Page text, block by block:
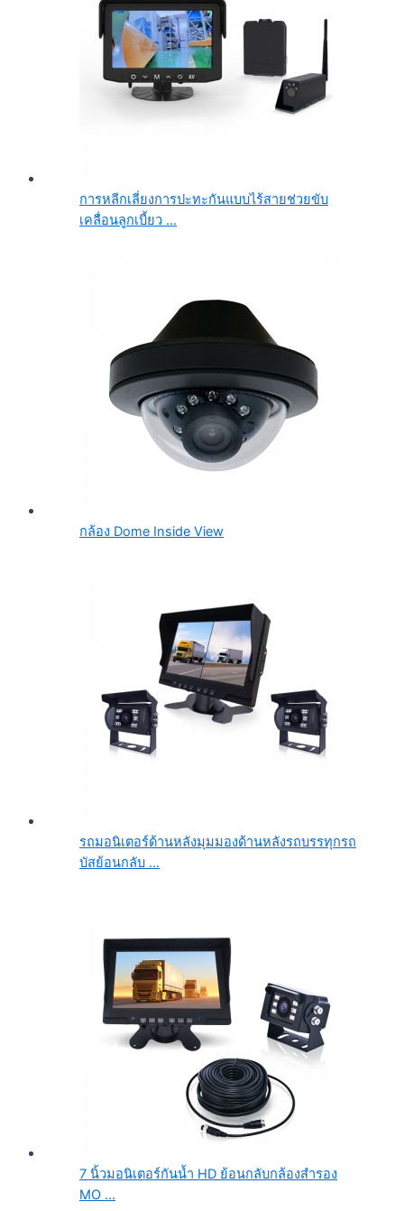
การหลีกเลี่ยงการปะทะกันแบบไร้สายช่วยขับ
เคลื่อนลูกเบี้ยว ...
กล้อง Dome Inside View
รถมอนิเตอร์ด้านหลังมุมมองด้านหลังรถบรรทุกรถ
บัสย้อนกลับ ...
7 นิ้วมอนิเตอร์กันน้ำ HD ย้อนกลับกล้องสำรอง
MO ...